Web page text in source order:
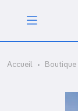
Menu
Accueil Boutique